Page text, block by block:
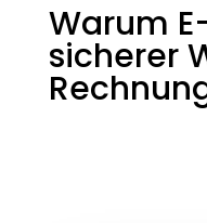
Warum
sicherer